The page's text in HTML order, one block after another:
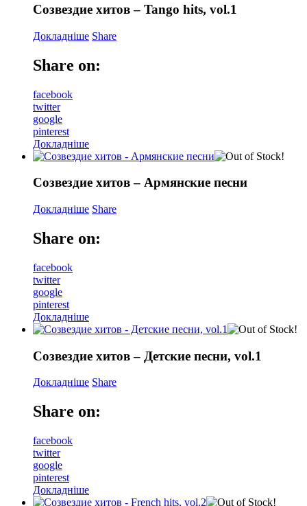
Созвездие хитов – Tango hits, vol.1
Докладніше Share
Share on:
facebook
twitter
google
pinterest
Докладніше
Созвездие хитов – Армянские песни
Докладніше Share
Share on:
facebook
twitter
google
pinterest
Докладніше
Созвездие хитов – Детские песни, vol.1
Докладніше Share
Share on:
facebook
twitter
google
pinterest
Докладніше